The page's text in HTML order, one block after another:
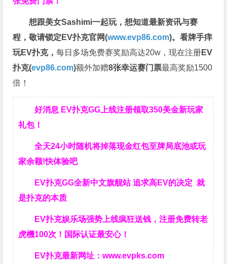
想跟美女Sashimi一起玩，想知道最新资讯与赛
程，敬请锁定EV扑克官网(www.evp86.com)。看牌手痒
玩EV扑克，每日多场免费赛奖励高达20w，现在注册EV
扑克(evp86.com)额外加赠8张幸运赛门票最高奖励1500
倍！
好消息 EV扑克GG上线注册领取350美金新玩家
礼包！
全天24小时随机将掉落现金红包至牌局底池或玩
家余额!快体验吧
EV扑克GG全新中文旗舰站追求高EV的决定就
是扑克的本质
EV扑克娱乐场强势上线疯狂送钱，注册免费转老
虎機100次！国际认证最安心！
EV扑克最新网址：www.evpks.com